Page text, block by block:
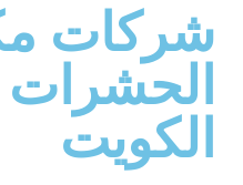
شركات
الكويت